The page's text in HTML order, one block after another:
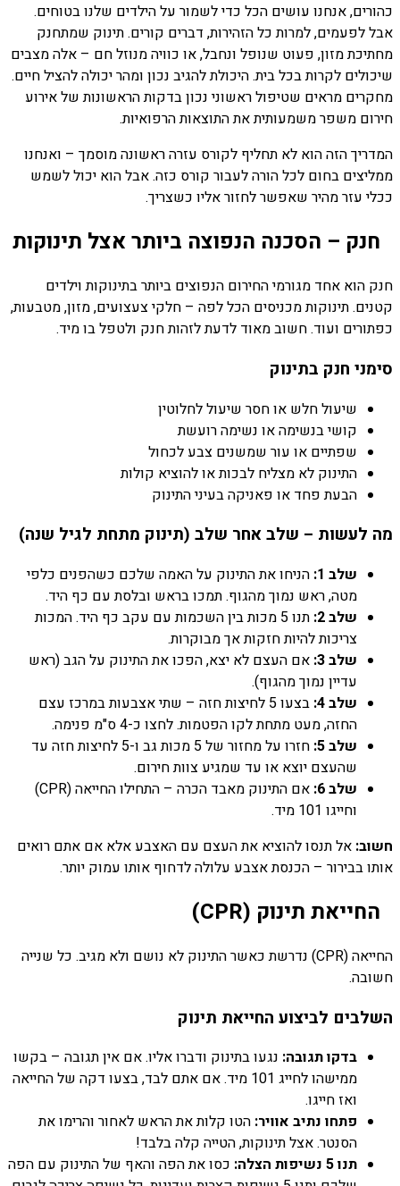
כהורים, אנחנו עושים הכל כדי לשמור על הילדים שלנו בטוחים.
אבל לפעמים, למרות כל הזהירות, דברים קורים. תינוק שמתחנק
מחתיכת מזון, פעוט שנופל ונחבל, או כוויה מנוזל חם – אלה מצבים
שיכולים לקרות בכל בית. היכולת להגיב נכון ומהר יכולה להציל חיים.
מחקרים מראים שטיפול ראשוני נכון בדקות הראשונות של אירוע
חירום משפר משמעותית את התוצאות הרפואיות.
המדריך הזה הוא לא תחליף לקורס עזרה ראשונה מוסמך – ואנחנו
ממליצים בחום לכל הורה לעבור קורס כזה. אבל הוא יכול לשמש
ככלי עזר מהיר שאפשר לחזור אליו כשצריך.
חנק – הסכנה הנפוצה ביותר אצל תינוקות
חנק הוא אחד מגורמי החירום הנפוצים ביותר בתינוקות וילדים
קטנים. תינוקות מכניסים הכל לפה – חלקי צעצועים, מזון, מטבעות,
כפתורים ועוד. חשוב מאוד לדעת לזהות חנק ולטפל בו מיד.
סימני חנק בתינוק
שיעול חלש או חסר שיעול לחלוטין
קושי בנשימה או נשימה רועשת
שפתיים או עור שמשנים צבע לכחול
התינוק לא מצליח לבכות או להוציא קולות
הבעת פחד או פאניקה בעיני התינוק
מה לעשות – שלב אחר שלב (תינוק מתחת לגיל שנה)
שלב 1:
הניחו את התינוק על האמה שלכם כשהפנים כלפי
מטה, ראש נמוך מהגוף. תמכו בראש ובלסת עם כף היד.
שלב 2:
תנו 5 מכות בין השכמות עם עקב כף היד. המכות
צריכות להיות חזקות אך מבוקרות.
שלב 3:
אם העצם לא יצא, הפכו את התינוק על הגב (ראש
עדיין נמוך מהגוף).
שלב 4:
בצעו 5 לחיצות חזה – שתי אצבעות במרכז עצם
החזה, מעט מתחת לקו הפטמות. לחצו כ-4 ס"מ פנימה.
שלב 5:
חזרו על מחזור של 5 מכות גב ו-5 לחיצות חזה עד
שהעצם יוצא או עד שמגיע צוות חירום.
שלב 6:
אם התינוק מאבד הכרה – התחילו החייאה (CPR)
וחייגו 101 מיד.
חשוב: אל תנסו להוציא את העצם עם האצבע אלא אם אתם רואים
אותו בבירור – הכנסת אצבע עלולה לדחוף אותו עמוק יותר.
החייאת תינוק (CPR)
החייאה (CPR) נדרשת כאשר התינוק לא נושם ולא מגיב. כל שנייה
חשובה.
השלבים לביצוע החייאת תינוק
בדקו תגובה: נגעו בתינוק ודברו אליו. אם אין תגובה – בקשו
ממישהו לחייג 101 מיד. אם אתם לבד, בצעו דקה של החייאה
ואז חייגו.
פתחו נתיב אוויר: הטו קלות את הראש לאחור והרימו את
הסנטר. אצל תינוקות, הטייה קלה בלבד!
תנו 5 נשיפות הצלה:
כסו את הפה והאף של התינוק עם הפה